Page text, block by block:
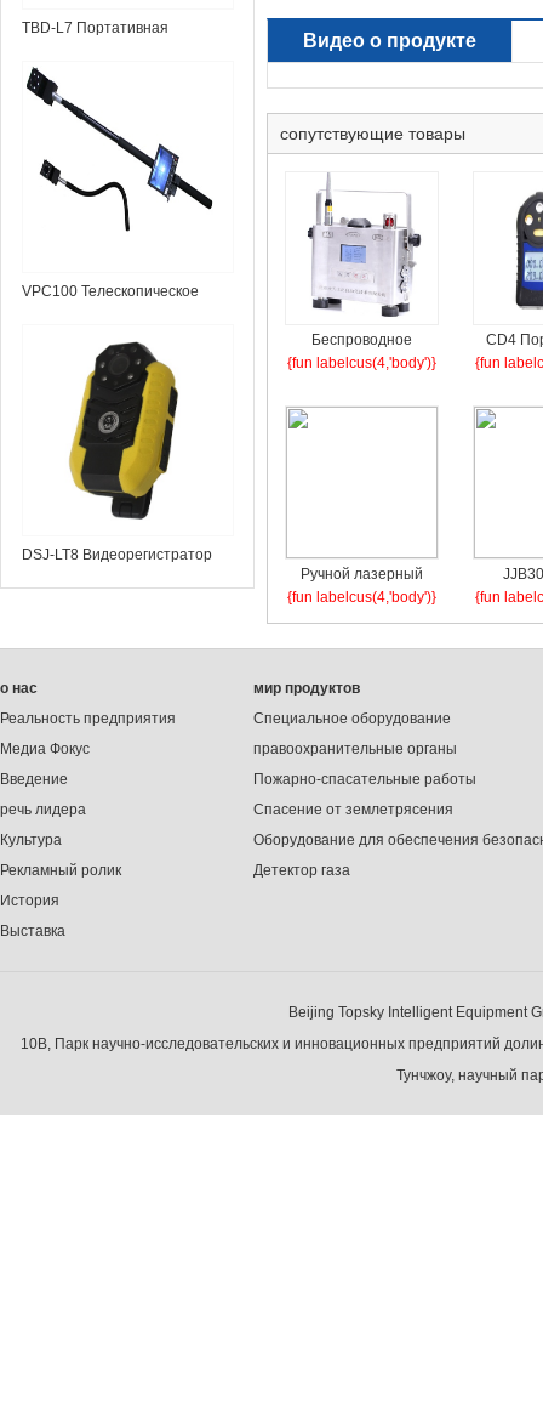
TBD-L7 Портативная
VPC100 Телескопическое
DSJ-LT8 Видеорегистратор
для правоохранительных
Видео о продукте
сопутствующие товары
Беспроводное
оповещение о
{fun labelcus(4,'body')}
CD4
{fun
Ручной лазерный
дистанционный
{fun labelcus(4,'body')} {fun
о нас
Реальность предприятия
Медиа Фокус
Введение
речь лидера
Культура
Рекламный ролик
История
Выставка
мир продуктов
Специальное оборудование
правоохранительные органы
Пожарно-спасательные работы
Спасение от землетрясения
Оборудование для обеспечения
Детектор газа
Beijing Topsky Intelligent Equipment
10B, Парк научно-исследовательских и инновационных предприятий
Тунчжоу, научный